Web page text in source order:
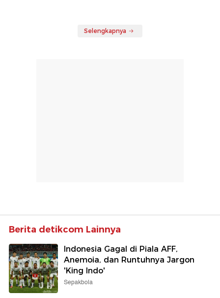
Selengkapnya
Berita detikcom Lainnya
Indonesia Gagal di Piala AFF,
Anemoia, dan Runtuhnya Jargon
'King Indo'
Sepakbola